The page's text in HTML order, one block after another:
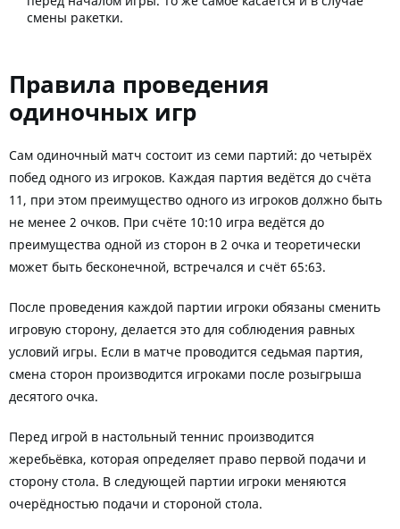
смены ракетки.
Правила проведения
одиночных игр
Сам одиночный матч состоит из семи партий: до четырёх
побед одного из игроков. Каждая партия ведётся до счёта
11, при этом преимущество одного из игроков должно быть
не менее 2 очков. При счёте 10:10 игра ведётся до
преимущества одной из сторон в 2 очка и теоретически
может быть бесконечной, встречался и счёт 65:63.
После проведения каждой партии игроки обязаны сменить
игровую сторону, делается это для соблюдения равных
условий игры. Если в матче проводится седьмая партия,
смена сторон производится игроками после розыгрыша
десятого очка.
Перед игрой в настольный теннис производится
жеребьёвка, которая определяет право первой подачи и
сторону стола. В следующей партии игроки меняются
очерёдностью подачи и стороной стола.